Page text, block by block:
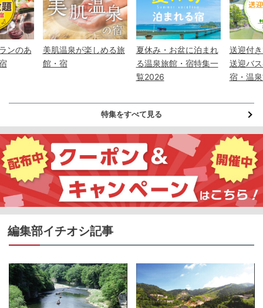
ンのあ
美肌温泉が楽しめる旅
館・宿
夏休み・お盆に泊まれ
る温泉旅館・宿特集一
覧2026
送迎付
送迎バ
宿・温
特集をすべて見る
編集部イチオシ記事